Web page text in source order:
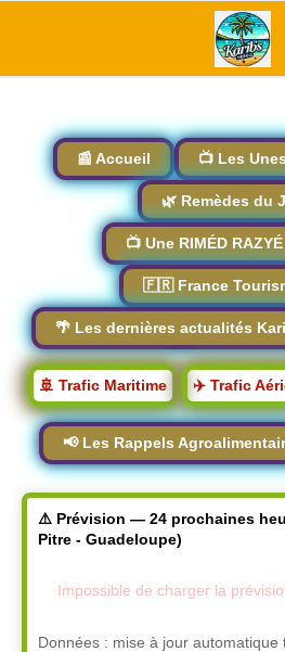
📰 Accueil 📺 Les
🌿 Remèdes du
📺 Une RIMÉD
🇫🇷 France
🌴 Les dernières actualités
🚢 Trafic Maritime ✈️ Trafic
📢 Les Rappels
⚠️ Prévision — 24 prochaines
Pitre - Guadeloupe)
Impossible de charger la
Données : mise à jour automatique